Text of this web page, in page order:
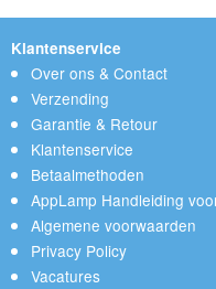
Klantenservice
Over ons & Contact
Verzending
Garantie & Retour
Klantenservice
Betaalmethoden
AppLamp Handleiding
Algemene voorwaarden
Privacy Policy
Vacatures